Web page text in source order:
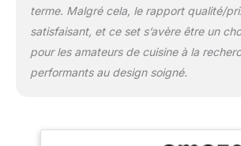
fourreau, 3
doigt anti -
s'agit d'un
complet, idéal
toutes sortes
terme. Malgré cela, le rapport qualité/
satisfaisant, et ce set s’avère être un
pour les amateurs de cuisine à la
performants au design soigné.